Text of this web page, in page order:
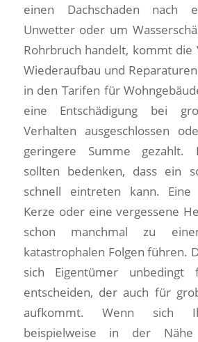
einen Dachschaden nach
Unwetter oder um
Rohrbruch handelt, kommt die
Wiederaufbau und
in den Tarifen für
eine Entschädigung bei
Verhalten ausgeschlossen
geringere Summe gezahlt.
sollten bedenken, dass ein
schnell eintreten kann. Eine
Kerze oder eine vergessene
schon manchmal zu
katastrophalen Folgen führen.
sich Eigentümer
entscheiden, der auch für
aufkommt. Wenn sich
beispielweise in der Nähe